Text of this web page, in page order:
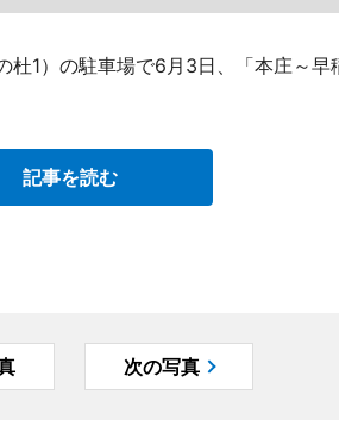
1）の駐車場で6月3日、「本庄～早
記事を読む
次の写真